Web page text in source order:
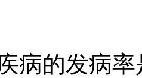
病的发病